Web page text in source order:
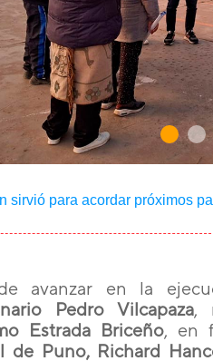
sirvió para acordar próximos
avanzar en la
Pedro Vilcapaza,
Estrada Briceño, en
de Puno, Richard